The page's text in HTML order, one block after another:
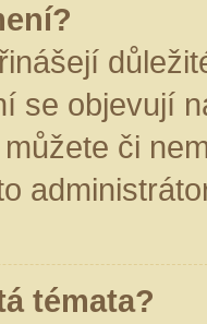
se objevují
či
témata?